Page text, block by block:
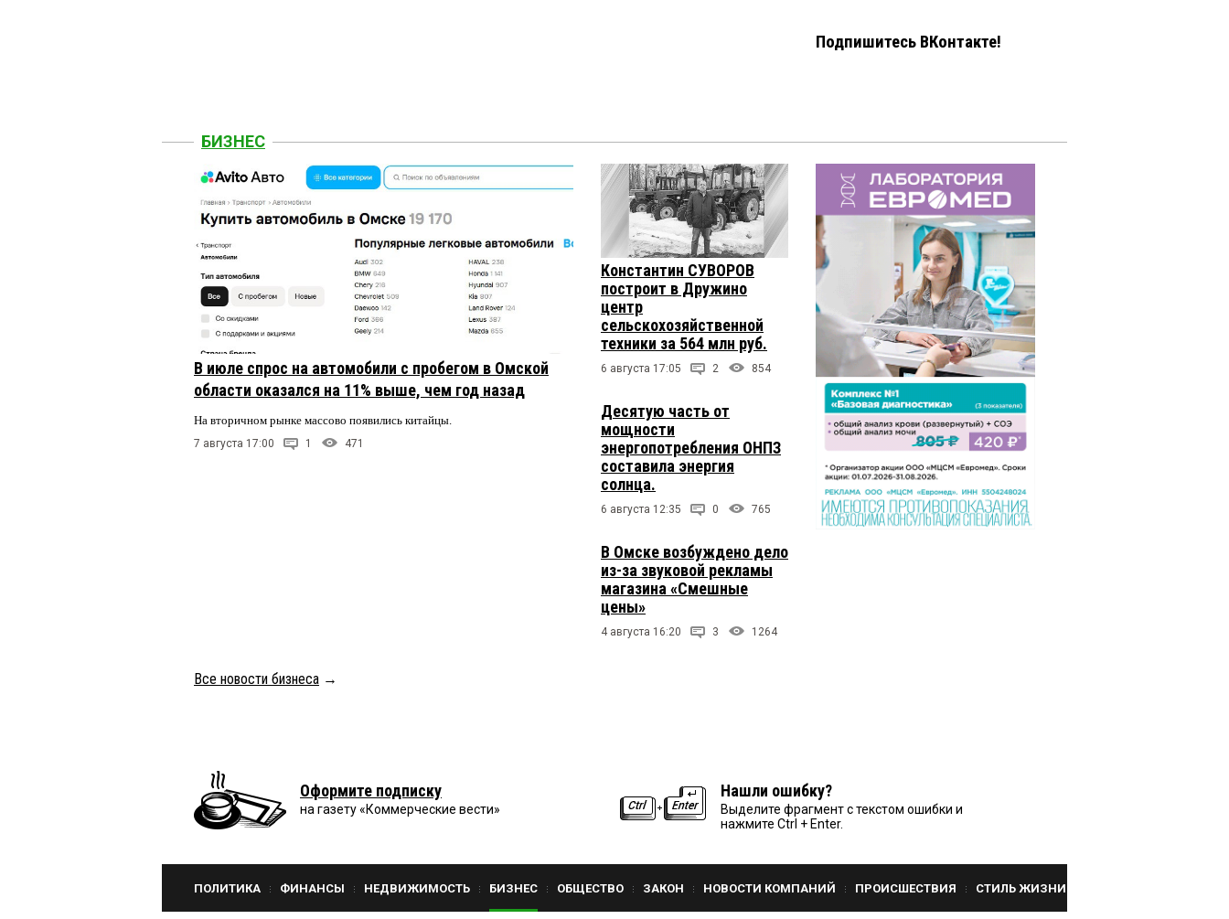
Подпишитесь ВКонтакте!
БИЗНЕС
В июле спрос на автомобили с пробегом в Омской
области оказался на 11% выше, чем год назад
На вторичном рынке массово появились китайцы.
7 августа 17:00 1 471
Константин СУВОРОВ
построит в Дружино
центр
сельскохозяйственной
техники за 564 млн руб.
6 августа 17:05 2 854
Десятую часть от
мощности
энергопотребления ОНПЗ
составила энергия
солнца.
6 августа 12:35 0 765
В Омске возбуждено дело
из-за звуковой рекламы
магазина «Смешные
цены»
4 августа 16:20 3 1264
Все новости бизнеса →
Оформите подписку
на газету «Коммерческие вести»
Нашли ошибку?
Выделите фрагмент с текстом ошибки и
нажмите Ctrl + Enter.
ПОЛИТИКА ФИНАНСЫ НЕДВИЖИМОСТЬ БИЗНЕС ОБЩЕСТВО ЗАКОН НОВОСТИ КОМПАНИЙ ПРОИСШЕСТВИЯ СТИЛЬ ЖИЗНИ